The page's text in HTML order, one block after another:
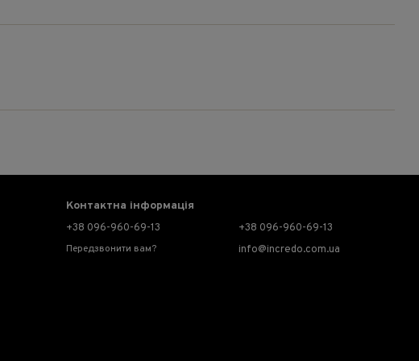
Контактна інформація
+38 096-960-69-13
Передзвонити вам?
+38 096-960-69-13
info@incredo.com.ua